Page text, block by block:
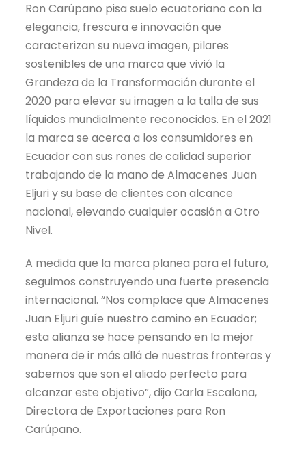
Ron Carúpano pisa suelo ecuatoriano con la
elegancia, frescura e innovación que
caracterizan su nueva imagen, pilares
sostenibles de una marca que vivió la
Grandeza de la Transformación durante el
2020 para elevar su imagen a la talla de sus
líquidos mundialmente reconocidos. En el 2021
la marca se acerca a los consumidores en
Ecuador con sus rones de calidad superior
trabajando de la mano de Almacenes Juan
Eljuri y su base de clientes con alcance
nacional, elevando cualquier ocasión a Otro
Nivel.
A medida que la marca planea para el futuro,
seguimos construyendo una fuerte presencia
internacional. “Nos complace que Almacenes
Juan Eljuri guíe nuestro camino en Ecuador;
esta alianza se hace pensando en la mejor
manera de ir más allá de nuestras fronteras y
sabemos que son el aliado perfecto para
alcanzar este objetivo”, dijo Carla Escalona,
Directora de Exportaciones para Ron
Carúpano.